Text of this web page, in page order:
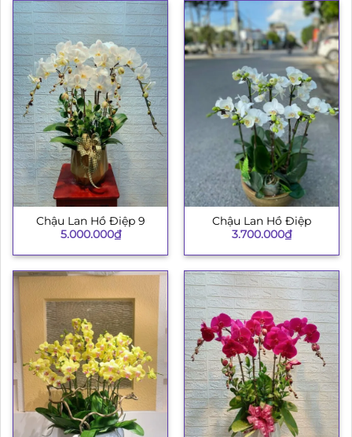
Chậu Lan Hồ Điệp 9
5.000.000₫
Chậu Lan Hồ Điệp
3.700.000₫